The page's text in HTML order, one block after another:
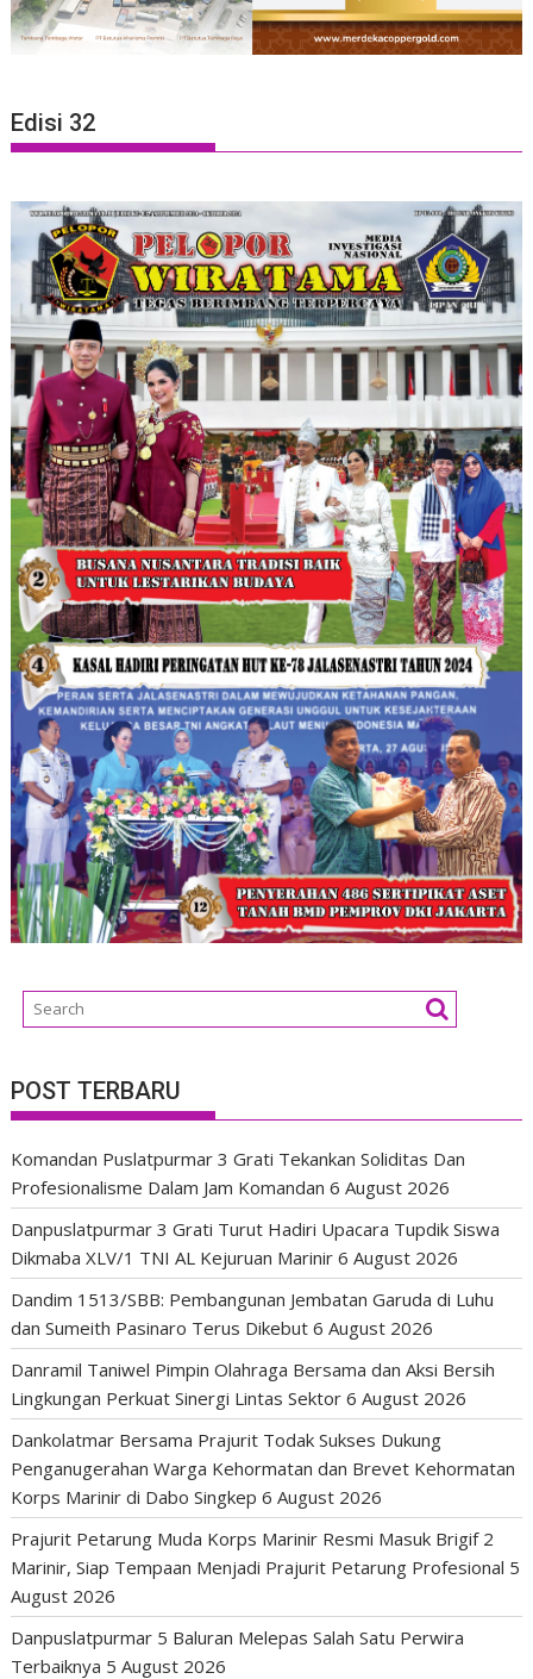
Edisi 32
POST TERBARU
Komandan Puslatpurmar 3 Grati Tekankan Soliditas Dan
Profesionalisme Dalam Jam Komandan 6 August 2026
Danpuslatpurmar 3 Grati Turut Hadiri Upacara Tupdik Siswa
Dikmaba XLV/1 TNI AL Kejuruan Marinir 6 August 2026
Dandim 1513/SBB: Pembangunan Jembatan Garuda di Luhu
dan Sumeith Pasinaro Terus Dikebut 6 August 2026
Danramil Taniwel Pimpin Olahraga Bersama dan Aksi Bersih
Lingkungan Perkuat Sinergi Lintas Sektor 6 August 2026
Dankolatmar Bersama Prajurit Todak Sukses Dukung
Penganugerahan Warga Kehormatan dan Brevet Kehormatan
Korps Marinir di Dabo Singkep 6 August 2026
Prajurit Petarung Muda Korps Marinir Resmi Masuk Brigif 2
Marinir, Siap Tempaan Menjadi Prajurit Petarung Profesional 5
August 2026
Danpuslatpurmar 5 Baluran Melepas Salah Satu Perwira
Terbaiknya 5 August 2026